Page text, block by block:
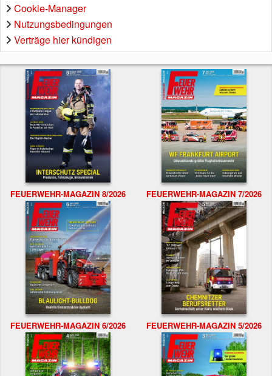
Cookie-Manager
Nutzungsbedingungen
Verträge hier kündigen
FEUERWEHR-MAGAZIN 8/2026 FEUERWEHR-MAGAZIN 7/2026
FEUERWEHR-MAGAZIN 6/2026 FEUERWEHR-MAGAZIN 5/2026